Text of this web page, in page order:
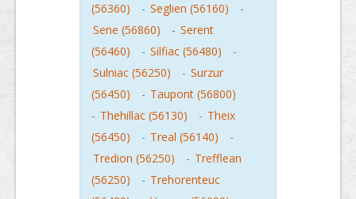
(56360)
- Seglien (56160)
-
Sene (56860)
- Serent
(56460)
- Silfiac (56480)
-
Sulniac (56250)
- Surzur
(56450)
- Taupont (56800)
- Thehillac (56130) - Theix
(56450)
- Treal (56140)
-
Tredion (56250)
- Trefflean
(56250)
- Trehorenteuc